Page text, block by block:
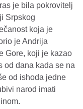
je bila pokrovitelj
Srpskog
koja je
je Andrija
Gore, koji je kazao
od dana kada se na
od ishoda jedne
narod imati